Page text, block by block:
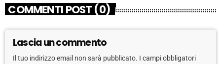
COMMENTI POST (0)
Lascia un commento
Il tuo indirizzo email non sarà pubblicato. I campi obbligatori